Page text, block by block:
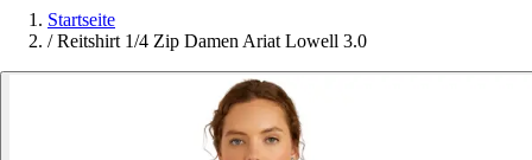
Startseite
/ Reitshirt 1/4 Zip Damen Ariat Lowell 3.0